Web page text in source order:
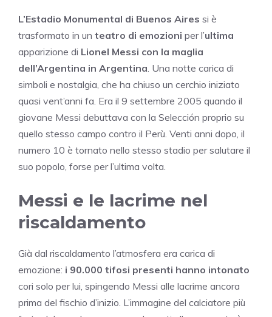
L’Estadio Monumental di Buenos Aires si è
trasformato in un teatro di emozioni per l’ultima
apparizione di Lionel Messi con la maglia
dell’Argentina in Argentina . Una notte carica di
simboli e nostalgia, che ha chiuso un cerchio iniziato
quasi vent’anni fa. Era il 9 settembre 2005 quando il
giovane Messi debuttava con la Selección proprio su
quello stesso campo contro il Perù. Venti anni dopo, il
numero 10 è tornato nello stesso stadio per salutare il
suo popolo, forse per l’ultima volta.
Messi e le lacrime nel
riscaldamento
Già dal riscaldamento l’atmosfera era carica di
emozione: i 90.000 tifosi presenti hanno intonato
cori solo per lui, spingendo Messi alle lacrime ancora
prima del fischio d’inizio. L’immagine del calciatore più